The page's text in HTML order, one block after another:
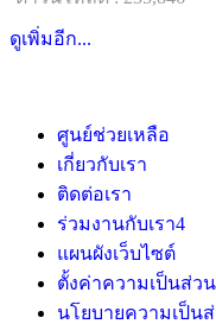
ดูเพิ่มอีก...
ศูนย์ช่วยเหลือ
เกี่ยวกับเรา
ติดต่อเรา
ร่วมงานกับเรา4
แผนผังเว็บไซต์
ตั้งค่าความเป็นส่ว
นโยบายความเป็น